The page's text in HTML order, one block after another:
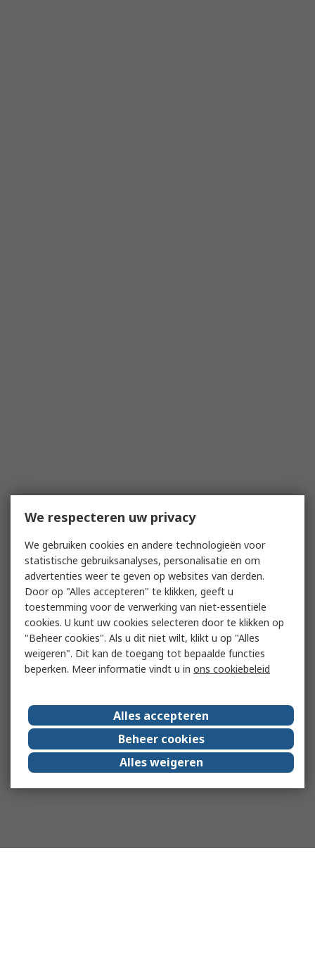
We respecteren uw privacy
We gebruiken cookies en andere technologieën voor
statistische gebruiksanalyses, personalisatie en om
advertenties weer te geven op websites van derden.
Door op "Alles accepteren" te klikken, geeft u
toestemming voor de verwerking van niet-essentiële
cookies. U kunt uw cookies selecteren door te klikken op
"Beheer cookies". Als u dit niet wilt, klikt u op "Alles
weigeren". Dit kan de toegang tot bepaalde functies
beperken. Meer informatie vindt u in ons cookiebeleid
Alles accepteren
Beheer cookies
Alles weigeren